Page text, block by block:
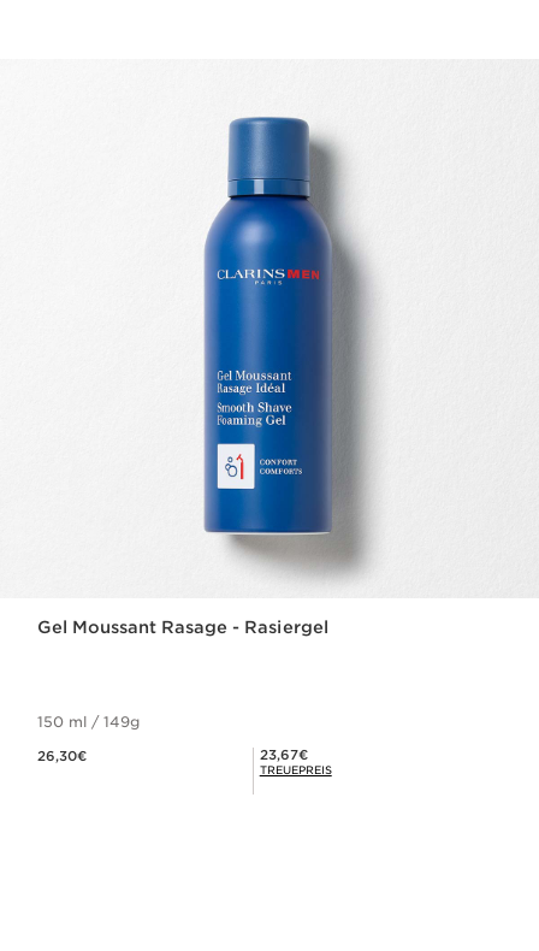
Gel Moussant Rasage - Rasiergel
150 ml / 149g
26,30€ Mitgliederpreis 23,67€
23,67€
TREUEPREIS